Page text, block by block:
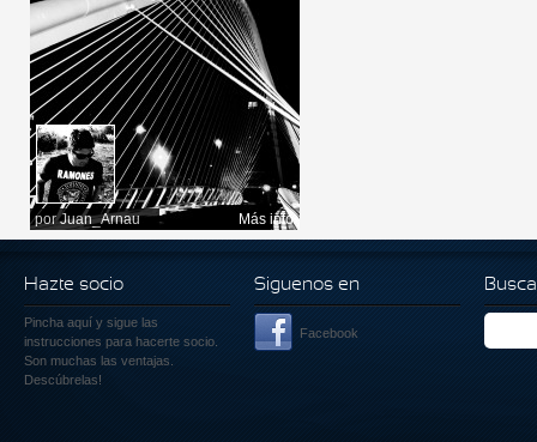
porJuan_Arnau Más info
Hazte socio
Pincha aquí y sigue las
instrucciones para hacerte socio.
Son muchas las ventajas.
Descúbrelas!
Siguenos en
Facebook